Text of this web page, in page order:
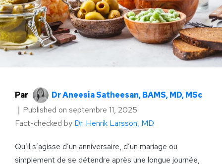
Par
Dr Aneesia Satheesan, BAMS, MD, MSc
｜ Published on septembre 11, 2025
Fact-checked by Dr. Henrik Larsson, MD
Qu’il s’agisse d’un anniversaire, d’un mariage ou
simplement de se détendre après une longue journée,